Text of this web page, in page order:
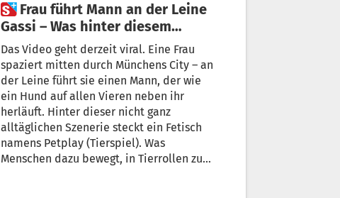
 Frau führt Mann an der Leine
Gassi – Was hinter diesem
Fetisch steckt
Das Video geht derzeit viral. Eine Frau
spaziert mitten durch Münchens City – an
der Leine führt sie einen Mann, der wie
ein Hund auf allen Vieren neben ihr
herläuft. Hinter dieser nicht ganz
alltäglichen Szenerie steckt ein Fetisch
namens Petplay (Tierspiel). Was
Menschen dazu bewegt, in Tierrollen zu